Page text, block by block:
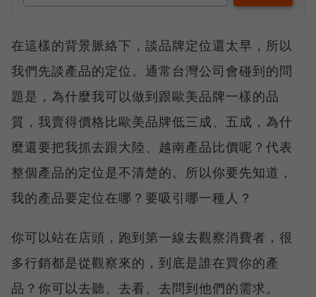
在這樣的背景脈絡下，談品牌定位還太早，所以
我們先談產品的定位。通常台灣公司會碰到的問
題是，為什麼我可以做到跟歐美品牌一樣的品
質，我賣得價格比歐美品牌低三成、五成，為什
麼還要把我抓去跟大陸、越南產品比價呢？代表
整個產品的定位是不清楚的。所以你要先知道，
我的產品要定位在哪？要吸引哪一種人？
你可以站在店頭，跑到第一線去觀察消費者，很
多行銷都是從觀察來的，到底是誰在買你的產
品？你可以去聽、去看、去問到他們的需求。